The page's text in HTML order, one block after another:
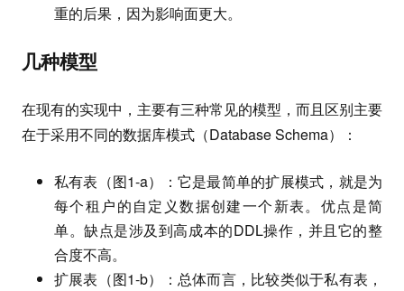
重的后果，因为影响面更大。
几种模型
在现有的实现中，主要有三种常见的模型，而且区别主要
在于采用不同的数据库模式（Database Schema）：
私有表（图1-a）：它是最简单的扩展模式，就是为
每个租户的自定义数据创建一个新表。优点是简
单。缺点是涉及到高成本的DDL操作，并且它的整
合度不高。
扩展表（图1-b）：总体而言，比较类似于私有表，